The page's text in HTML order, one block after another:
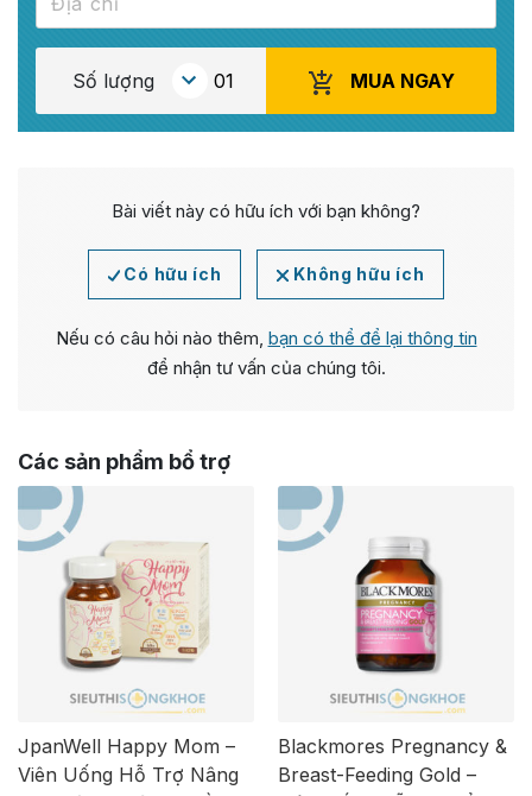
Số lượng MUA NGAY
Bài viết này có hữu ích với bạn không?
Có hữu ích Không hữu ích
Nếu có câu hỏi nào thêm, bạn có thể để lại thông tin
để nhận tư vấn của chúng tôi.
Các sản phẩm bổ trợ
JpanWell Happy Mom –
Viên Uống Hỗ Trợ Nâng
Blackmores Pregnancy &
Breast-Feeding Gold –